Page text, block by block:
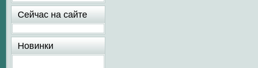
Сейчас на сайте
Новинки